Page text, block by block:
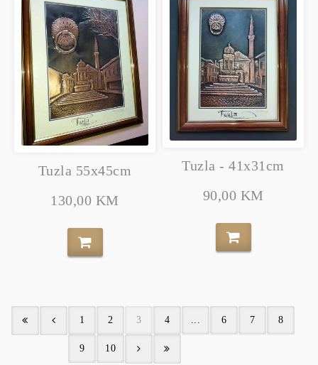
Tuzla 55x45cm
130,00 KM
Tuzla - 41x31cm
90,00 KM
1 2 3 4 6 7 8
9 10